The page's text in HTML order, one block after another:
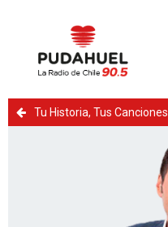
Tu Historia, Tus Canciones